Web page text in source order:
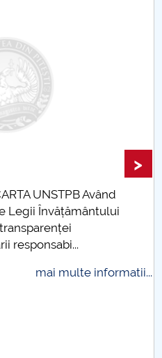
cu dizabilități
Universitar Pitești
Operațional 2020-
UNSTPB Având
Legii Învățământului
responsabi...
mai multe informatii...
>